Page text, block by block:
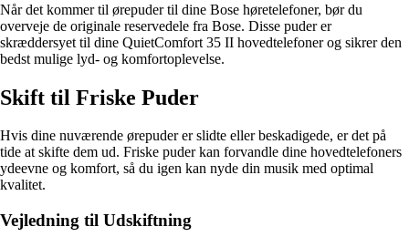
Når det kommer til ørepuder til dine Bose høretelefoner, bør du
overveje de originale reservedele fra Bose. Disse puder er
skræddersyet til dine QuietComfort 35 II hovedtelefoner og sikrer den
bedst mulige lyd- og komfortoplevelse.
Skift til Friske Puder
Hvis dine nuværende ørepuder er slidte eller beskadigede, er det på
tide at skifte dem ud. Friske puder kan forvandle dine hovedtelefoners
ydeevne og komfort, så du igen kan nyde din musik med optimal
kvalitet.
Vejledning til Udskiftning